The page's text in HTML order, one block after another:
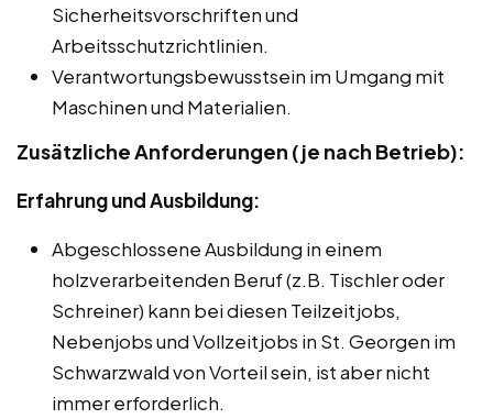
Sicherheitsvorschriften und
Arbeitsschutzrichtlinien.
Verantwortungsbewusstsein im Umgang mit
Maschinen und Materialien.
Zusätzliche Anforderungen (je nach Betrieb):
Erfahrung und Ausbildung:
Abgeschlossene Ausbildung in einem
holzverarbeitenden Beruf (z.B. Tischler oder
Schreiner) kann bei diesen Teilzeitjobs,
Nebenjobs und Vollzeitjobs in St. Georgen im
Schwarzwald von Vorteil sein, ist aber nicht
immer erforderlich.